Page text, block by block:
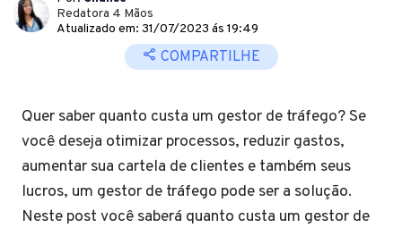
Redatora 4 Mãos
Atualizado em: 31/07/2023 ás 19:49
COMPARTILHE
Quer saber quanto custa um gestor de tráfego? Se
você deseja otimizar processos, reduzir gastos,
aumentar sua cartela de clientes e também seus
lucros, um gestor de tráfego pode ser a solução.
Neste post você saberá quanto custa um gestor de